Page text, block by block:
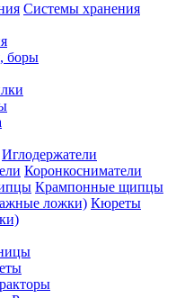
Системы хранения
боры
Иглодержатели
Коронкосниматели
Крампонные щипцы
Кюреты